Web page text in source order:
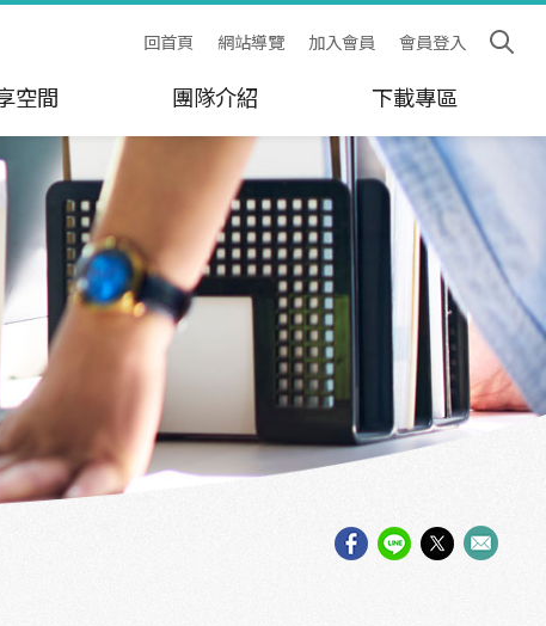
回首頁 網站導覽 加入會員 會員登入
空間 團隊介紹 下載專區